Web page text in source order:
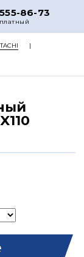
86-73